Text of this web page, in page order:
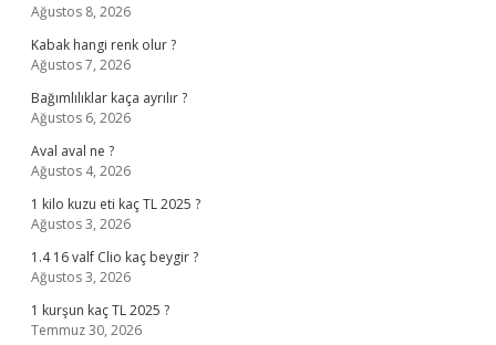
Ağustos 8, 2026
Kabak hangi renk olur ?
Ağustos 7, 2026
Bağımlılıklar kaça ayrılır ?
Ağustos 6, 2026
Aval aval ne ?
Ağustos 4, 2026
1 kilo kuzu eti kaç TL 2025 ?
Ağustos 3, 2026
1.4 16 valf Clio kaç beygir ?
Ağustos 3, 2026
1 kurşun kaç TL 2025 ?
Temmuz 30, 2026